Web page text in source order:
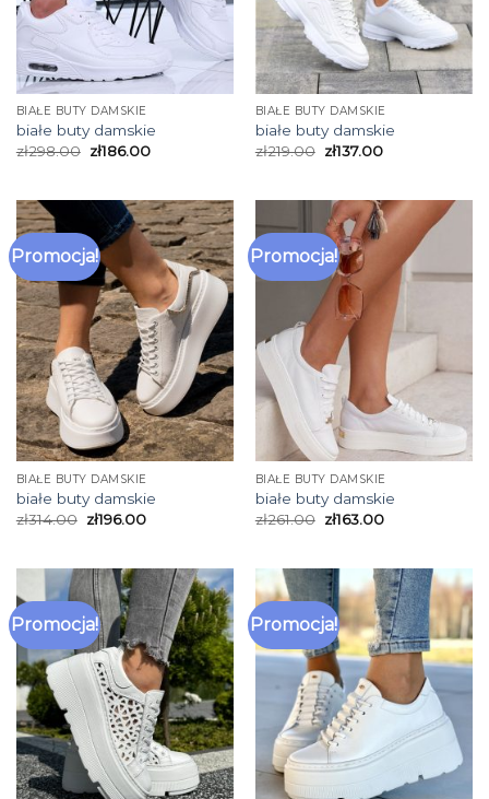
BIAŁE BUTY DAMSKIE
białe buty damskie
zł298.00 zł186.00
BIAŁE BUTY DAMSKIE
białe buty damskie
zł219.00 zł137.00
Promocja!
BIAŁE BUTY DAMSKIE
białe buty damskie
zł314.00 zł196.00
Promocja!
BIAŁE BUTY DAMSKIE
białe buty damskie
zł261.00 zł163.00
Promocja! Promocja!